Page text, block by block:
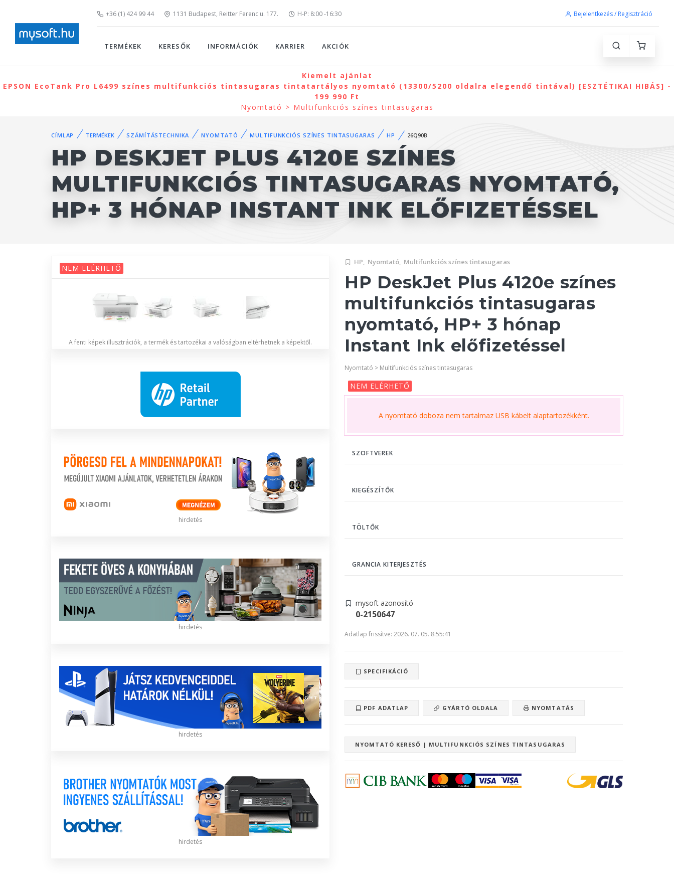
+36 (1) 424 99 44 1131 Budapest, Reitter Ferenc u. 177. H-P: 8:00 -16:30 Bejelentkezés / Regisztráció
TERMÉKEK KERESŐK INFORMÁCIÓK KARRIER AKCIÓK
Kiemelt ajánlat
EPSON EcoTank Pro L6499 színes multifunkciós tintasugaras tintatartályos nyomtató (13300/5200 oldalra elegendő tintával) [ESZTÉTIKAI HIBÁS] -
199 990 Ft
Nyomtató > Multifunkciós színes tintasugaras
CÍMLAP TERMÉKEK SZÁMÍTÁSTECHNIKA NYOMTATÓ MULTIFUNKCIÓS SZÍNES TINTASUGARAS HP 26Q90B
HP DESKJET PLUS 4120E SZÍNES
MULTIFUNKCIÓS TINTASUGARAS NYOMTATÓ,
HP+ 3 HÓNAP INSTANT INK ELŐFIZETÉSSEL
NEM ELÉRHETŐ
A fenti képek illusztrációk, a termék és tartozékai a valóságban eltérhetnek a képektől.
hirdetés
hirdetés
hirdetés
hirdetés
HP, Nyomtató, Multifunkciós színes tintasugaras
HP DeskJet Plus 4120e színes
multifunkciós tintasugaras
nyomtató, HP+ 3 hónap
Instant Ink előfizetéssel
Nyomtató > Multifunkciós színes tintasugaras
NEM ELÉRHETŐ
A nyomtató doboza nem tartalmaz USB kábelt alaptartozékként.
SZOFTVEREK
KIEGÉSZÍTŐK
TÖLTŐK
GRANCIA KITERJESZTÉS
mysoft azonosító
0-2150647
Adatlap frissítve: 2026. 07. 05. 8:55:41
SPECIFIKÁCIÓ
PDF ADATLAP GYÁRTÓ OLDALA NYOMTATÁS
NYOMTATÓ KERESŐ | MULTIFUNKCIÓS SZÍNES TINTASUGARAS